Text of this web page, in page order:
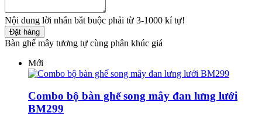
Nội dung lời nhắn bắt buộc phải từ 3-1000 kí tự!
Đặt hàng
Bàn ghế mây tương tự cùng phân khúc giá
Mới
Combo bộ bàn ghế song mây đan lưng lưới
BM299